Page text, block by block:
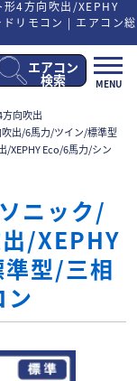
4方向吹出/XEPHY
リモコン | エアコン総
メ
ニ
ー
開
MENU
エアコン
検索
向吹出
出/6馬力/ツイン/標準型
/XEPHY Eco/6馬力/シン
ニック/
/XEPHY
型/三相